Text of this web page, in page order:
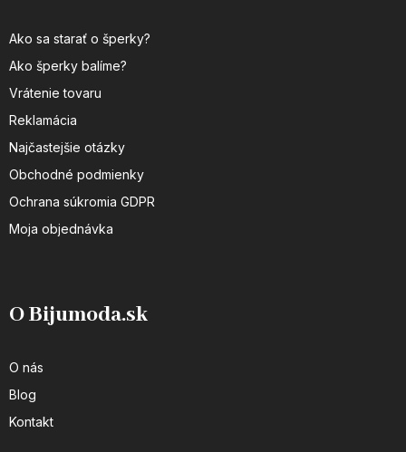
Ako sa starať o šperky?
Ako šperky balíme?
Vrátenie tovaru
Reklamácia
Najčastejšie otázky
Obchodné podmienky
Ochrana súkromia GDPR
Moja objednávka
O Bijumoda.sk
O nás
Blog
Kontakt